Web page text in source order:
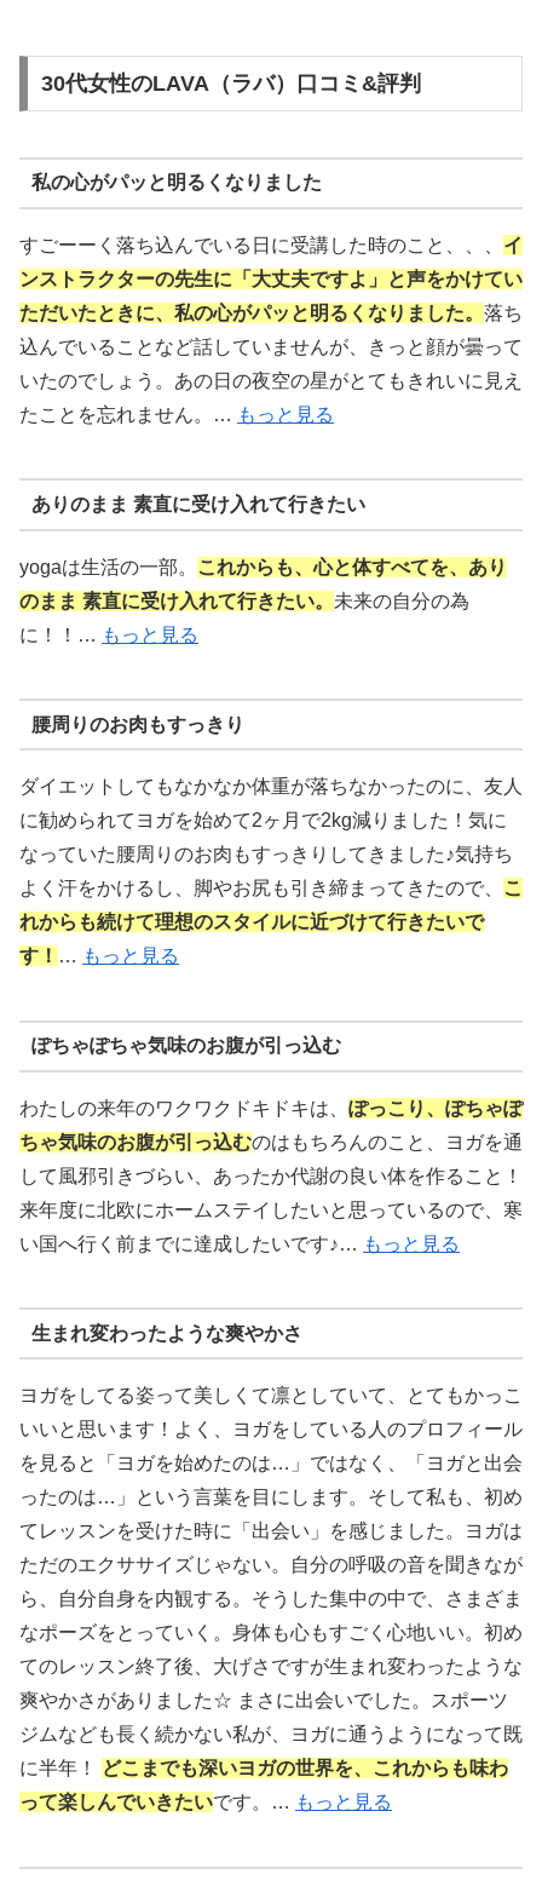
30代女性のLAVA（ラバ）口コミ&評判
私の心がパッと明るくなりました
すごーーく落ち込んでいる日に受講した時のこと、、、 イ
ンストラクターの先生に「大丈夫ですよ」と声をかけてい
ただいたときに、私の心がパッと明るくなりました。 落ち
込んでいることなど話していませんが、きっと顔が曇って
いたのでしょう。あの日の夜空の星がとてもきれいに見え
たことを忘れません。… もっと見る
ありのまま 素直に受け入れて行きたい
yogaは生活の一部。
これからも、心と体すべてを、あり
のまま 素直に受け入れて行きたい。 未来の自分の為
に！！… もっと見る
腰周りのお肉もすっきり
ダイエットしてもなかなか体重が落ちなかったのに、友人
に勧められてヨガを始めて2ヶ月で2kg減りました！気に
なっていた腰周りのお肉もすっきりしてきました♪気持ち
よく汗をかけるし、脚やお尻も引き締まってきたので、
こ
れからも続けて理想のスタイルに近づけて行きたいで
す！ … もっと見る
ぽちゃぽちゃ気味のお腹が引っ込む
わたしの来年のワクワクドキドキは、 ぽっこり、ぽちゃぽ
ちゃ気味のお腹が引っ込むのはもちろんのこと、ヨガを通
して風邪引きづらい、あったか代謝の良い体を作ること！
来年度に北欧にホームステイしたいと思っているので、寒
い国へ行く前までに達成したいです♪… もっと見る
生まれ変わったような爽やかさ
ヨガをしてる姿って美しくて凛としていて、とてもかっこ
いいと思います！よく、ヨガをしている人のプロフィール
を見ると「ヨガを始めたのは…」ではなく、「ヨガと出会
ったのは…」という言葉を目にします。そして私も、初め
てレッスンを受けた時に「出会い」を感じました。ヨガは
ただのエクササイズじゃない。自分の呼吸の音を聞きなが
ら、自分自身を内観する。そうした集中の中で、さまざま
なポーズをとっていく。身体も心もすごく心地いい。初め
てのレッスン終了後、大げさですが生まれ変わったような
爽やかさがありました☆ まさに出会いでした。スポーツ
ジムなども長く続かない私が、ヨガに通うようになって既
に半年！
どこまでも深いヨガの世界を、これからも味わ
って楽しんでいきたいです。… もっと見る